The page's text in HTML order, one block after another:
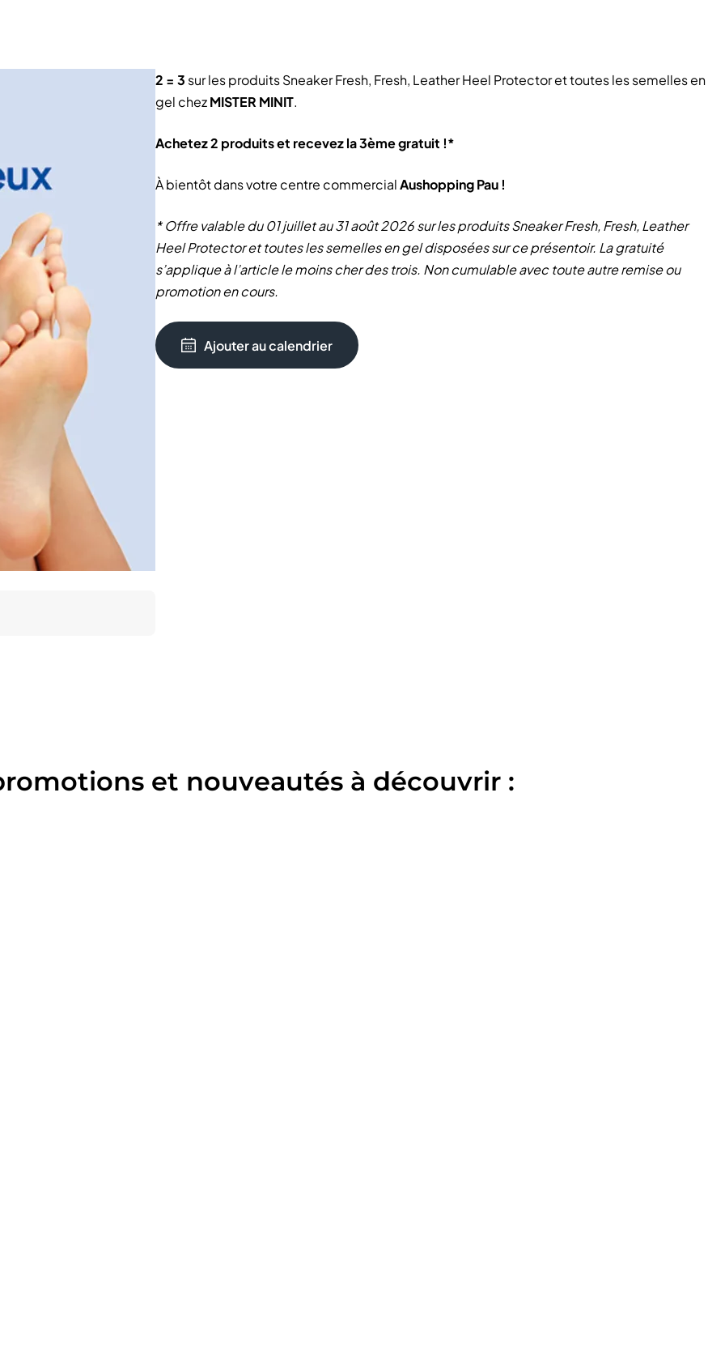
2 = 3 sur les produits Sneaker Fresh, Fresh, Leather Heel Protector et toutes les semelles en
gel chezMISTER MINIT.
Achetez 2 produits et recevez la 3ème gratuit !*
À bientôt dans votre centre commercialAushopping Pau !
* ‎Offre valable du 01 juillet au 31 août 2026 sur les produits Sneaker Fresh, Fresh, Leather
Heel Protector et toutes les semelles en gel disposées sur ce présentoir. La gratuité
s’applique à l’article le moins cher des trois. Non cumulable avec toute autre remise ou
promotion en cours.
Ajouter au calendrier
et nouveautés à découvrir :